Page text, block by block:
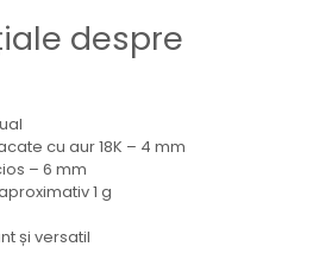
despre
cu aur 18K – 4 mm
– 6 mm
1 g
și versatil